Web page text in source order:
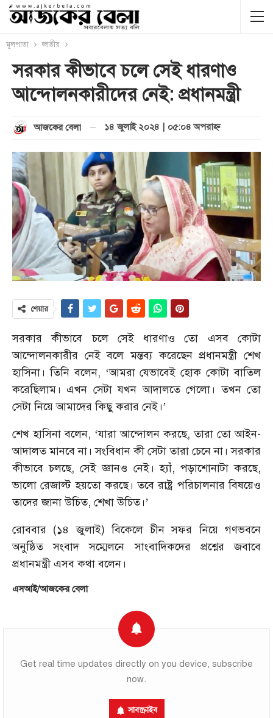
মূলপাতা জাতীয়
সরকার কীভাবে চলে সেই ধারণাও
আন্দোলনকারীদের নেই: প্রধানমন্ত্রী
আজকের বেলা ১৪ জুলাই ২০২৪ | ০৫:০৪ অপরাহ্ণ
শেয়ার
সরকার কীভাবে চলে সেই ধারণাও তো এসব কোটা
আন্দোলনকারীর নেই বলে মন্তব্য করেছেন প্রধানমন্ত্রী শেখ
হাসিনা। তিনি বলেন, ‘আমরা যেভাবেই হোক কোটা বাতিল
করেছিলাম। এখন সেটা যখন আদালতে গেলো। তখন তো
সেটা নিয়ে আমাদের কিছু করার নেই।’
শেখ হাসিনা বলেন, ‘যারা আন্দোলন করছে, তারা তো আইন-
আদালত মানবে না। সংবিধান কী সেটা তারা চেনে না। সরকার
কীভাবে চলছে, সেই জ্ঞানও নেই। হ্যাঁ, পড়াশোনাটা করছে,
ভালো রেজাল্ট হয়তো করছে। তবে রাষ্ট্র পরিচালনার বিষয়েও
তাদের জানা উচিত, শেখা উচিত।’
রোববার (১৪ জুলাই) বিকেলে চীন সফর নিয়ে গণভবনে
অনুষ্ঠিত সংবাদ সম্মেলনে সাংবাদিকদের প্রশ্নের জবাবে
প্রধানমন্ত্রী এসব কথা বলেন।
এসআই/আজকের বেলা
Get real time updates directly on you device, subscribe
now.
সাবস্ক্রাইব